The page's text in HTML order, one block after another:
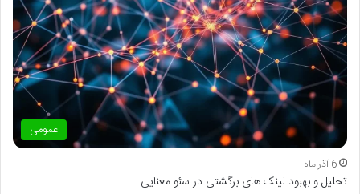
عمومی
6 آذر ماه
تحلیل و بهبود لینک های برگشتی در سئو معنایی